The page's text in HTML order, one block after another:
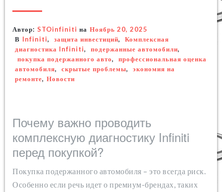
Автор: STOinfiniti на Ноябрь 20, 2025
В Infiniti, защита инвестиций,
Комплексная
диагностика Infiniti, подержанные автомобили,
покупка подержанного авто,
профессиональная оценка
автомобиля, скрытые проблемы,
экономия на
ремонте, Новости
Почему важно проводить
комплексную диагностику Infiniti
перед покупкой?
Покупка подержанного автомобиля – это всегда риск.
Особенно если речь идет о премиум-брендах, таких